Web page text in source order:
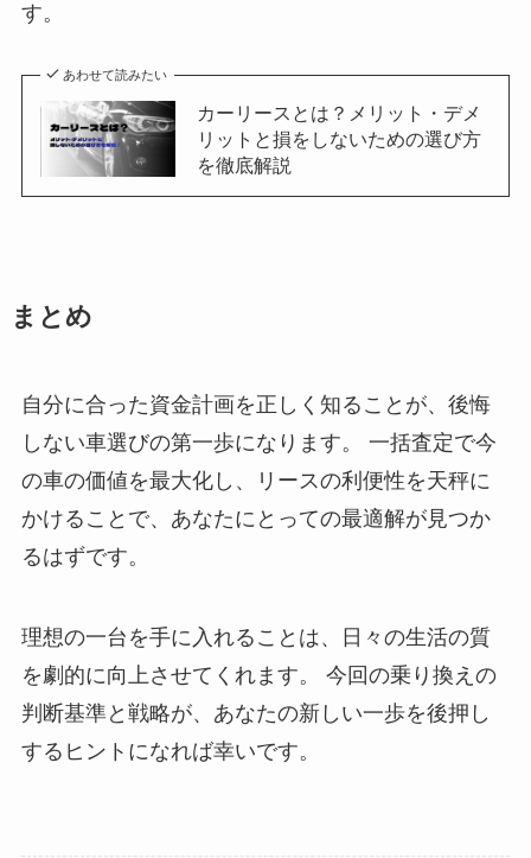
す。
あわせて読みたい
カーリースとは？メリット・デメ
リットと損をしないための選び方
を徹底解説
まとめ
自分に合った資金計画を正しく知ることが、後悔
しない車選びの第一歩になります。 一括査定で今
の車の価値を最大化し、リースの利便性を天秤に
かけることで、あなたにとっての最適解が見つか
るはずです。
理想の一台を手に入れることは、日々の生活の質
を劇的に向上させてくれます。 今回の乗り換えの
判断基準と戦略が、あなたの新しい一歩を後押し
するヒントになれば幸いです。